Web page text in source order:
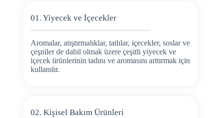
01. Yiyecek ve İçecekler
Aromalar, atıştırmalıklar, tatlılar, içecekler, soslar ve
çeşniler de dahil olmak üzere çeşitli yiyecek ve
içecek ürünlerinin tadını ve aromasını arttırmak için
kullanılır.
02. Kişisel Bakım Ürünleri